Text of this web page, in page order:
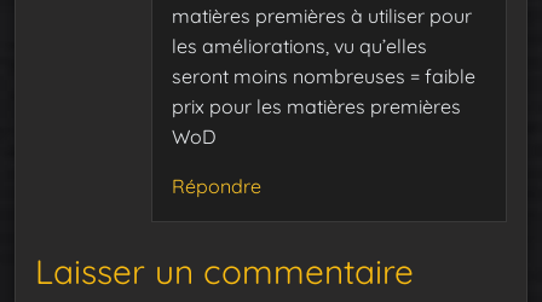
matières premières à utiliser pour
les améliorations, vu qu’elles
seront moins nombreuses = faible
prix pour les matières premières
WoD
Répondre
Laisser un commentaire